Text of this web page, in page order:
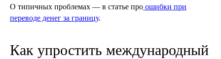
О типичных проблемах — в статье про ошибки при
переводе денег за границу.
Как упростить международный